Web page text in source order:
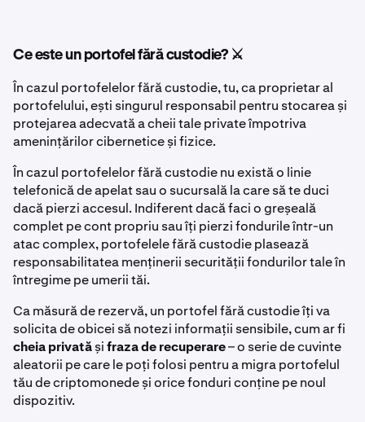
Ce este un portofel fără custodie? ⚔️
În cazul portofelelor fără custodie, tu, ca proprietar al
portofelului, ești singurul responsabil pentru stocarea și
protejarea adecvată a cheii tale private împotriva
amenințărilor cibernetice și fizice.
În cazul portofelelor fără custodie nu există o linie
telefonică de apelat sau o sucursală la care să te duci
dacă pierzi accesul. Indiferent dacă faci o greșeală
complet pe cont propriu sau îți pierzi fondurile într-un
atac complex, portofelele fără custodie plasează
responsabilitatea menținerii securității fondurilor tale în
întregime pe umerii tăi.
Ca măsură de rezervă, un portofel fără custodie îți va
solicita de obicei să notezi informații sensibile, cum ar fi
cheia privatășifraza de recuperare– o serie de cuvinte
aleatorii pe care le poți folosi pentru a migra portofelul
tău de criptomonede și orice fonduri conține pe noul
dispozitiv.